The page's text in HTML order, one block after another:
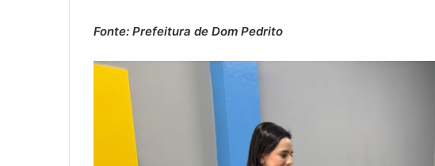
Fonte: Prefeitura de Dom Pedrito